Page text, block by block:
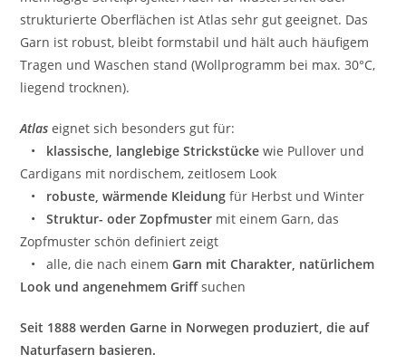
strukturierte Oberflächen ist Atlas sehr gut geeignet. Das
Garn ist robust, bleibt formstabil und hält auch häufigem
Tragen und Waschen stand (Wollprogramm bei max. 30°C,
liegend trocknen).
Atlas eignet sich besonders gut für:
• klassische, langlebige Strickstücke wie Pullover und
Cardigans mit nordischem, zeitlosem Look
• robuste, wärmende Kleidung für Herbst und Winter
•Struktur- oder Zopfmuster mit einem Garn, das
Zopfmuster schön definiert zeigt
• alle, die nach einemGarn mit Charakter, natürlichem
Look und angenehmem Griffsuchen
Seit 1888 werden Garne in Norwegen produziert, die auf
Naturfasern basieren.